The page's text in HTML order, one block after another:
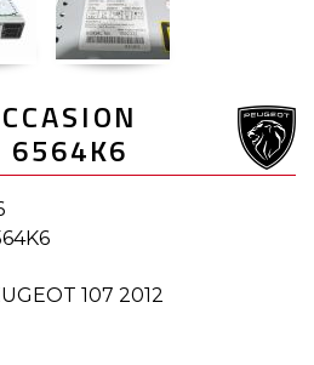
6564K6
107 2012